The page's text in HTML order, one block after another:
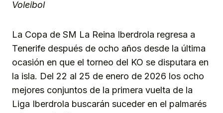
Voleibol
La Copa de SM La Reina Iberdrola regresa a
Tenerife después de ocho años desde la última
ocasión en que el torneo del KO se disputara en
la isla. Del 22 al 25 de enero de 2026 los ocho
mejores conjuntos de la primera vuelta de la
Liga Iberdrola buscarán suceder en el palmarés